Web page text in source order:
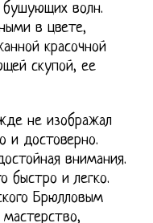
волн.
в цвете,
красочной
скупой, ее
не изображал
и достоверно.
внимания.
быстро и легко.
Брюлловым